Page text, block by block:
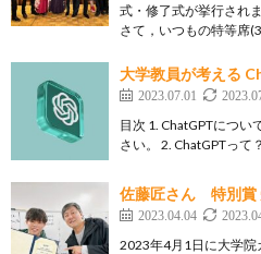
式・修了式が挙行され
さて，いつもの特等席
大学教員が考える
2023.07.01
目次 1. ChatGPTについ
さい。 2. ChatGPTって
佐藤匠さん 特別賞
2023.04.04
2023年4月1日に大学院